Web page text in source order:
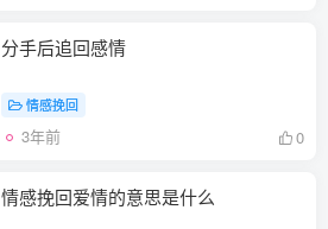
分手后追回感情
情感挽回
3年前 0
情感挽回爱情的意思是什么